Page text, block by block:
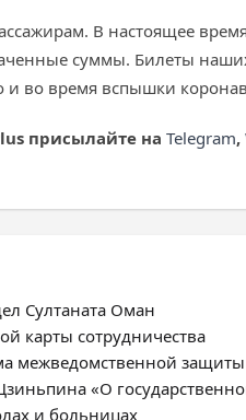
В настоящее
суммы. Билеты
во время вспышки
присылайте на Telegram,
Султаната Оман
карты сотрудничества
межведомственной
«О
и больницах